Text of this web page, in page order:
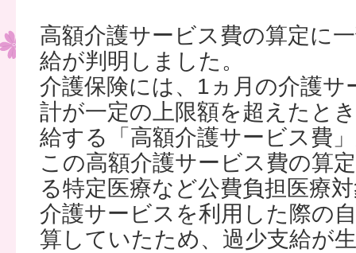
高額介護サービス費の算定に
給が判明しました。
介護保険には、1ヵ月の介護サ
計が一定の上限額を超えたと
給する「高額介護サービス費
この高額介護サービス費の算
る特定医療など公費負担医療
介護サービスを利用した際の
算していたため、過少支給が